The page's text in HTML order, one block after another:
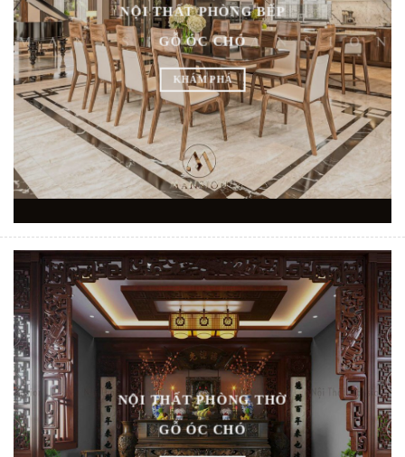
NỘI THẤT PHÒNG BẾP
GỖ ÓC CHÓ
KHÁM PHÁ
NỘI THẤT PHÒNG THỜ
GỖ ÓC CHÓ